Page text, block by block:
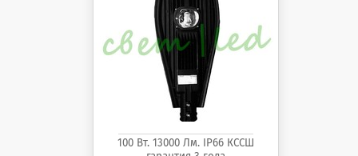
100 Вт. 13000 Лм. IP66 КССШ